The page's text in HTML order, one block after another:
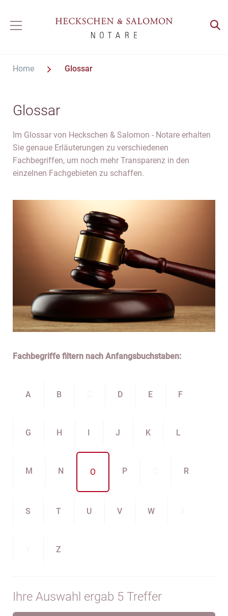
Home Glossar
Glossar
Im Glossar von Heckschen & Salomon - Notare erhalten
Sie genaue Erläuterungen zu verschiedenen
Fachbegriffen, um noch mehr Transparenz in den
einzelnen Fachgebieten zu schaffen.
Fachbegriffe filtern nach Anfangsbuchstaben:
A B D E F
G H J K L
M N O P R
S T U V W
Z
Ihre Auswahl ergab 5 Treffer